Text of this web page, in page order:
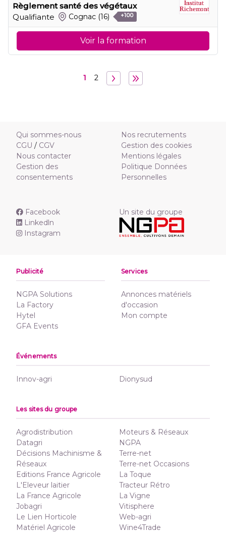
Règlement santé des végétaux
Qualifiante
Cognac (16) +100
Voir la formation
1 2
Qui sommes-nous
CGU / CGV
Nous contacter
Gestion des
consentements
Nos recrutements
Gestion des cookies
Mentions légales
Politique Données
Personnelles
Facebook
Linkedln
Instagram
Un site du groupe
Publicité
NGPA Solutions
La Factory
Hytel
GFA Events
Services
Annonces matériels
d'occasion
Mon compte
Événements
Innov-agri Dionysud
Les sites du groupe
Agrodistribution
Datagri
Décisions Machinisme &
Réseaux
Editions France Agricole
L'Eleveur laitier
La France Agricole
Jobagri
Le Lien Horticole
Matériel Agricole
Moteurs & Réseaux
NGPA
Terre-net
Terre-net Occasions
La Toque
Tracteur Rétro
La Vigne
Vitisphere
Web-agri
Wine4Trade